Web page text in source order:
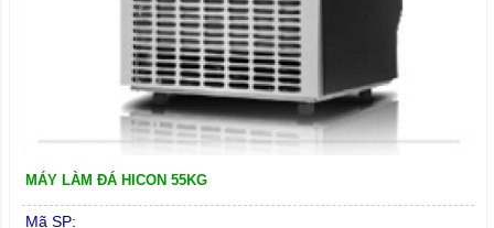
MÁY LÀM ĐÁ HICON 55KG
Mã SP: